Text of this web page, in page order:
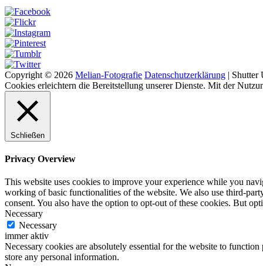
Copyright © 2026 Melian-Fotografie Datenschutzerklärung | Shutter
Cookies erleichtern die Bereitstellung unserer Dienste. Mit der
Schließen
Privacy Overview
This website uses cookies to improve your experience while you
working of basic functionalities of the website. We also use third-
consent. You also have the option to opt-out of these cookies. But
Necessary
Necessary
immer aktiv
Necessary cookies are absolutely essential for the website to
store any personal information.